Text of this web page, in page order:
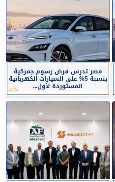
مصر تدرس فرض رسوم جمركية
بنسبة 5% على السيارات الكهربائية
المستوردة لأول...